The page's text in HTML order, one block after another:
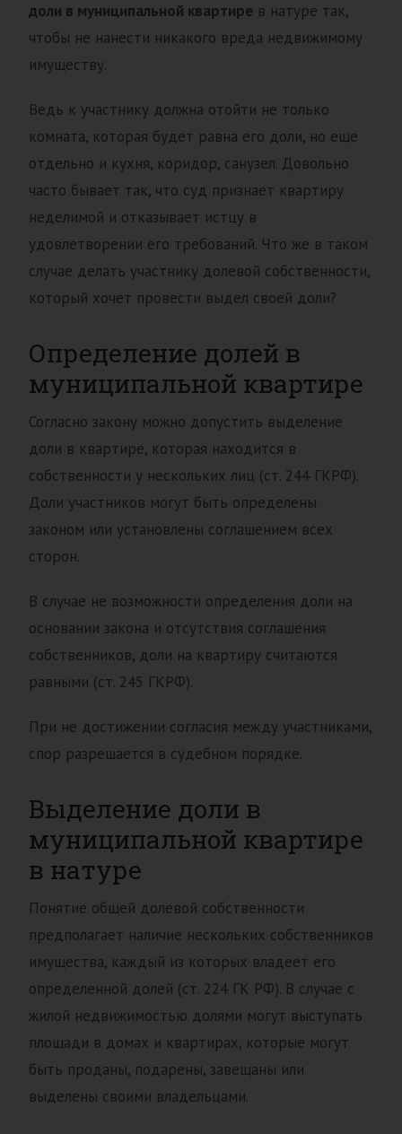
доли в муниципальной квартире в натуре так,
чтобы не нанести никакого вреда недвижимому
имуществу.
Ведь к участнику должна отойти не только
комната, которая будет равна его доли, но еще
отдельно и кухня, коридор, санузел. Довольно
часто бывает так, что суд признает квартиру
неделимой и отказывает истцу в
удовлетворении его требований. Что же в таком
случае делать участнику долевой собственности,
который хочет провести выдел своей доли?
Определение долей в
муниципальной квартире
Согласно закону можно допустить выделение
доли в квартире, которая находится в
собственности у нескольких лиц (ст. 244 ГКРФ).
Доли участников могут быть определены
законом или установлены соглашением всех
сторон.
В случае не возможности определения доли на
основании закона и отсутствия соглашения
собственников, доли на квартиру считаются
равными (ст. 245 ГКРФ).
При не достижении согласия между участниками,
спор разрешается в судебном порядке.
Выделение доли в
муниципальной квартире
в натуре
Понятие общей долевой собственности
предполагает наличие нескольких собственников
имущества, каждый из которых владеет его
определенной долей (ст. 224 ГК РФ). В случае с
жилой недвижимостью долями могут выступать
площади в домах и квартирах, которые могут
быть проданы, подарены, завещаны или
выделены своими владельцами.